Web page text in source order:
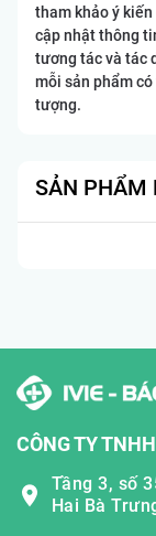
tham khảo ý
cập nhật thông
tương tác và tác
mỗi sản phẩm
tượng.
SẢN PHẨM
CÔNG TY
Tầng 3, số
Hai Bà